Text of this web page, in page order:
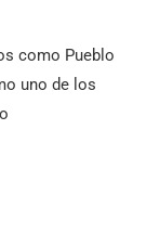
como Pueblo
uno de los